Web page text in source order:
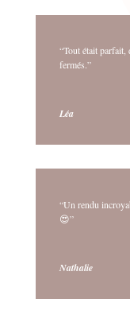
“Tout était parfait,
fermés.”
Léa
“Un rendu
😍”
Nathalie